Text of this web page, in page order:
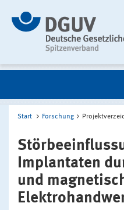
Start Forschung
Implantaten
und